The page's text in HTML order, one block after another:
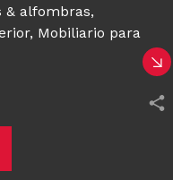
& alfombras,
, Mobiliario para